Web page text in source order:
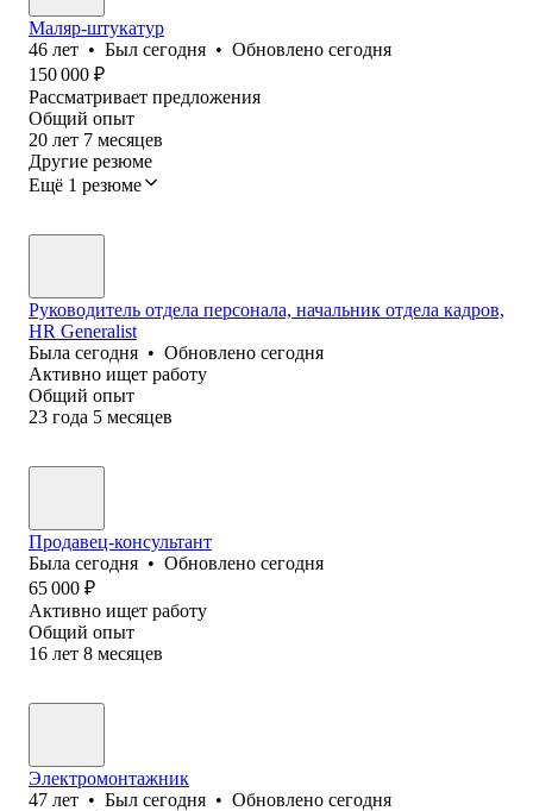
Маляр-штукатур
46 лет • Был сегодня • Обновлено сегодня
150 000 ₽
Рассматривает предложения
Общий опыт
20 лет 7 месяцев
Другие резюме
Ещё 1 резюме
Руководитель отдела персонала, начальник отдела кадров,
HR Generalist
Была сегодня • Обновлено сегодня
Активно ищет работу
Общий опыт
23 года 5 месяцев
Продавец-консультант
Была сегодня • Обновлено сегодня
65 000 ₽
Активно ищет работу
Общий опыт
16 лет 8 месяцев
Электромонтажник
47 лет • Был сегодня • Обновлено сегодня